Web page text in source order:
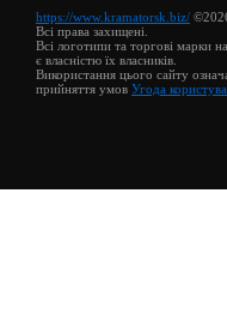
https://www.kramatorsk.biz/
Всі права захищені.
Всі логотипи та торгові марки
є власністю їх власників.
Використання цього сайту
прийняття умов Угода